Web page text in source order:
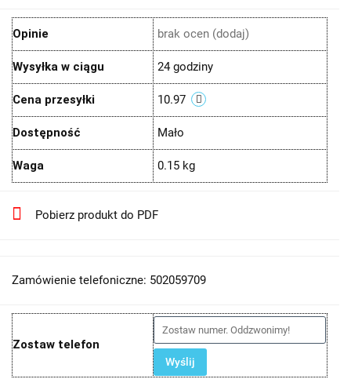
Opinie brak ocen (dodaj)
Wysyłka w ciągu 24 godziny
Cena przesyłki 10.97
Dostępność Mało
Waga 0.15 kg
Pobierz produkt do PDF
Zamówienie telefoniczne: 502059709
Zostaw telefon
Wyślij